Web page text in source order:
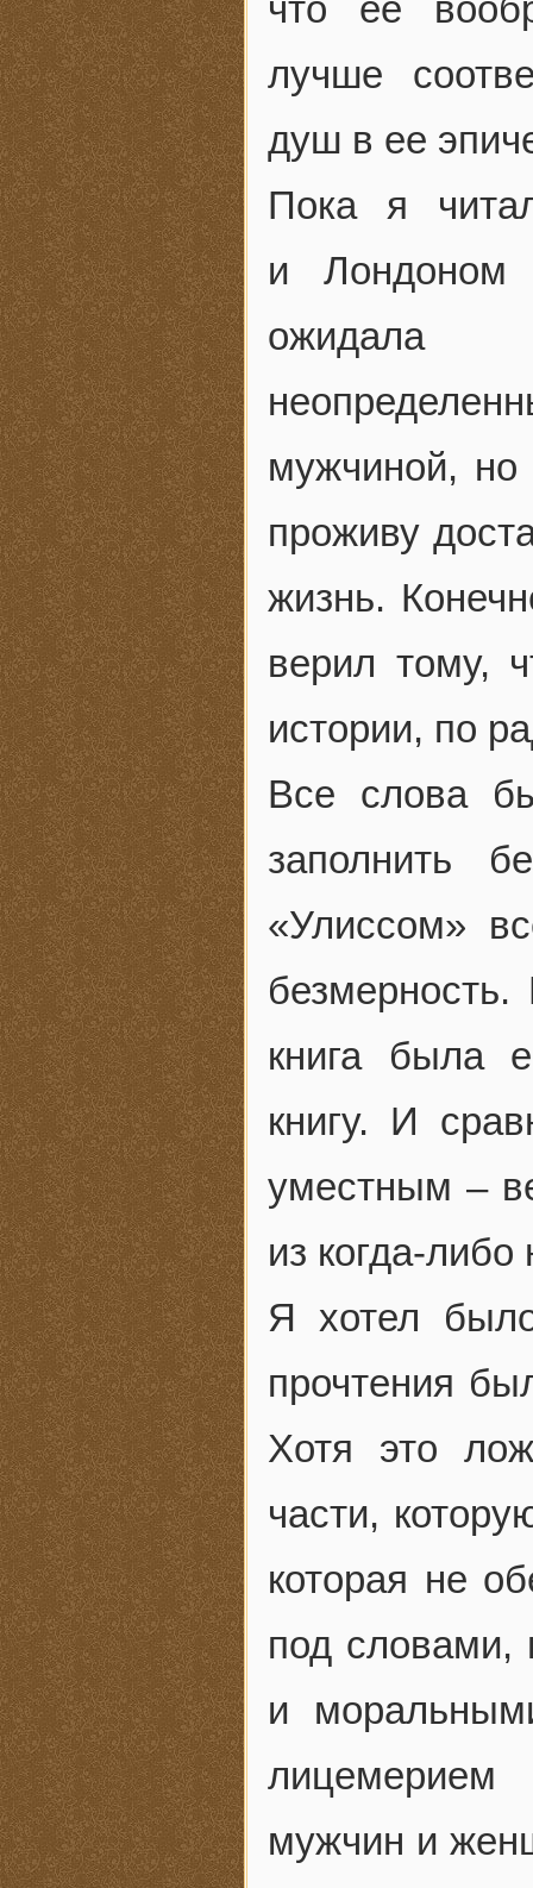
что ее
лучше
душ в ее
Пока я
и Лондоном
ожидала
мужчиной, но
проживу
жизнь.
верил тому,
истории, по
Все слова
заполнить
«Улиссом»
книга была
книгу. И
уместным –
из когда-
Я хотел
прочтения
Хотя это
части,
которая не
под словами,
и
лицемерием
мужчин и